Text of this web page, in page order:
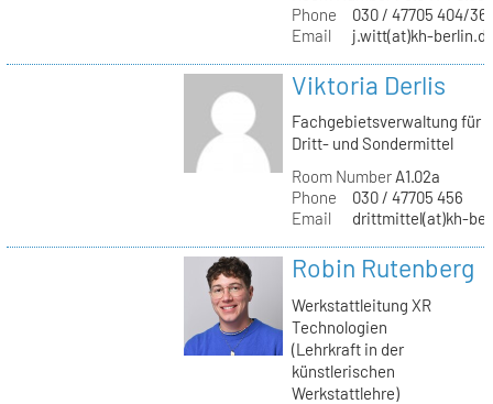
Phone
030 / 47705 404/
Email
j.witt(at)kh-
Viktoria Derlis
Fachgebietsverwaltung für
Dritt- und Sondermittel
Room NumberA1.02a
Phone
030 / 47705 456
Email
drittmittel(at)kh-
Robin Rutenberg
Werkstattleitung XR
Technologien
(Lehrkraft in der
künstlerischen
Werkstattlehre)